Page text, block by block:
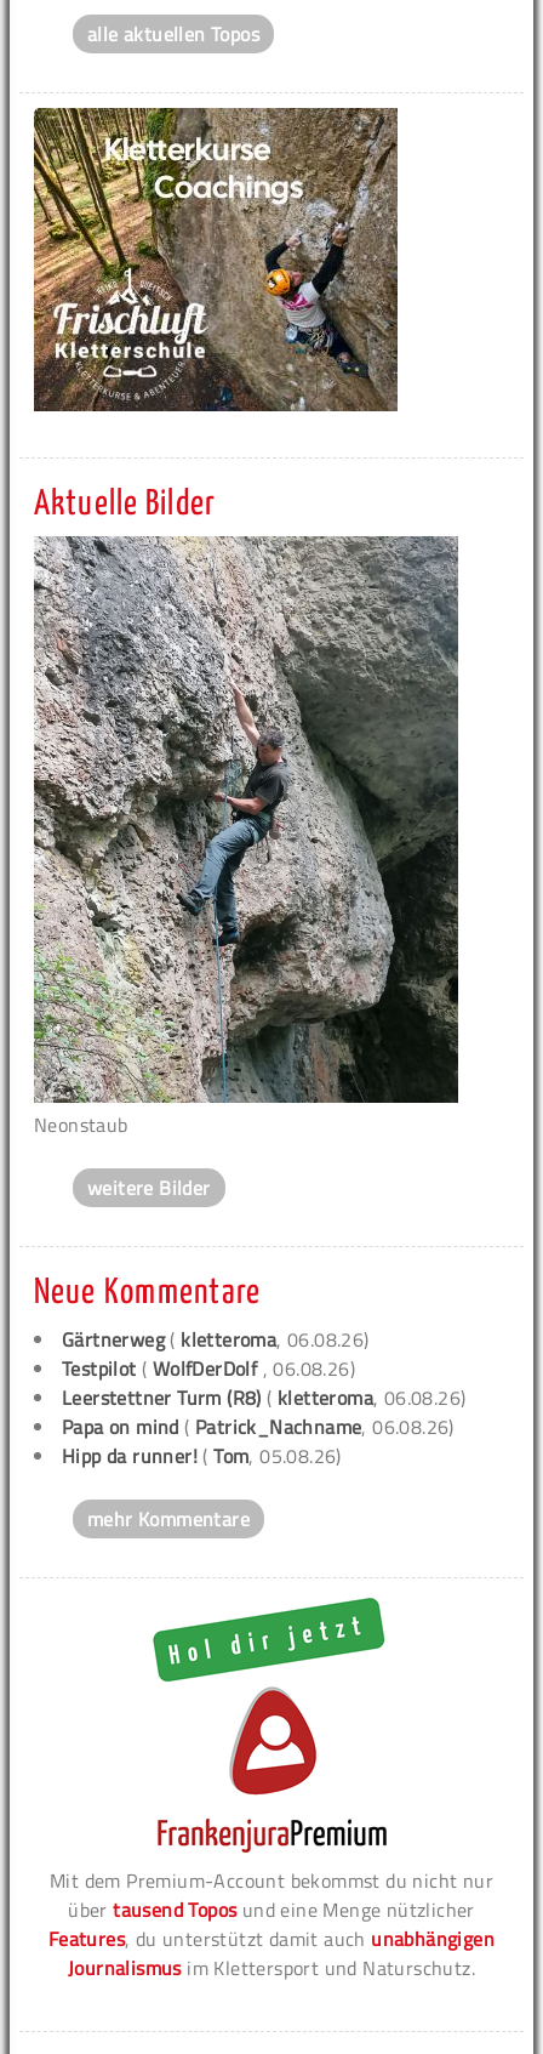
alle aktuellen Topos
Aktuelle Bilder
Neonstaub
weitere Bilder
Neue Kommentare
Gärtnerweg( kletteroma, 06.08.26)
Testpilot ( WolfDerDolf , 06.08.26)
Leerstettner Turm (R8) ( kletteroma, 06.08.26)
Papa on mind ( Patrick_Nachname, 06.08.26)
Hipp da runner! (Tom, 05.08.26)
mehr Kommentare
Mit dem Premium-Account bekommst du nicht nur
übertausend Toposund eine Menge nützlicher
Features, du unterstützt damit auch unabhängigen
Journalismusim Klettersport und Naturschutz.